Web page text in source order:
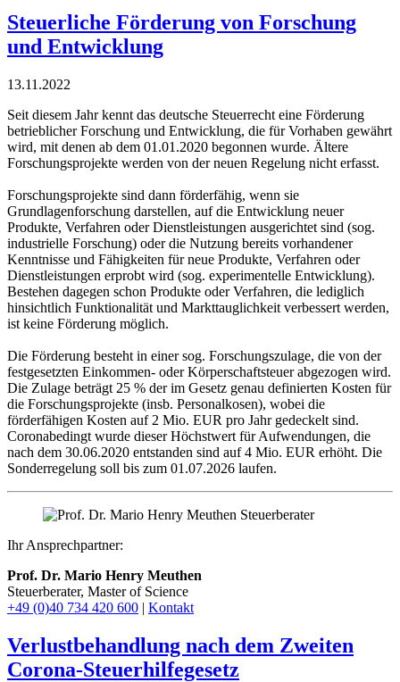
Steuerliche Förderung von Forschung
und Entwicklung
13.11.2022
Seit diesem Jahr kennt das deutsche Steuerrecht eine Förderung
betrieblicher Forschung und Entwicklung, die für Vorhaben gewährt
wird, mit denen ab dem 01.01.2020 begonnen wurde. Ältere
Forschungsprojekte werden von der neuen Regelung nicht erfasst.
Forschungsprojekte sind dann förderfähig, wenn sie
Grundlagenforschung darstellen, auf die Entwicklung neuer
Produkte, Verfahren oder Dienstleistungen ausgerichtet sind (sog.
industrielle Forschung) oder die Nutzung bereits vorhandener
Kenntnisse und Fähigkeiten für neue Produkte, Verfahren oder
Dienstleistungen erprobt wird (sog. experimentelle Entwicklung).
Bestehen dagegen schon Produkte oder Verfahren, die lediglich
hinsichtlich Funktionalität und Markttauglichkeit verbessert werden,
ist keine Förderung möglich.
Die Förderung besteht in einer sog. Forschungszulage, die von der
festgesetzten Einkommen- oder Körperschaftsteuer abgezogen wird.
Die Zulage beträgt 25 % der im Gesetz genau definierten Kosten für
die Forschungsprojekte (insb. Personalkosen), wobei die
förderfähigen Kosten auf 2 Mio. EUR pro Jahr gedeckelt sind.
Coronabedingt wurde dieser Höchstwert für Aufwendungen, die
nach dem 30.06.2020 entstanden sind auf 4 Mio. EUR erhöht. Die
Sonderregelung soll bis zum 01.07.2026 laufen.
Ihr Ansprechpartner:
Prof. Dr. Mario Henry Meuthen
Steuerberater, Master of Science
+49 (0)40 734 420 600 | Kontakt
Verlustbehandlung nach dem Zweiten
Corona-Steuerhilfegesetz